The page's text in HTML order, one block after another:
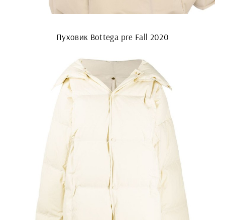
Пуховик Bottega pre Fall 2020